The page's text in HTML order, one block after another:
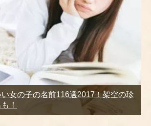
女の子の名前116選2017！架空の珍
！